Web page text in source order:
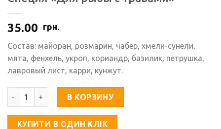
35.00 грн.
Состав: майоран, розмарин, чабер, хмели-сунели,
мята, фенхель, укроп, кориандр, базилик, петрушка,
лавровый лист, карри, кунжут.
В КОРЗИНУ
КУПИТИ В ОДИН КЛІК